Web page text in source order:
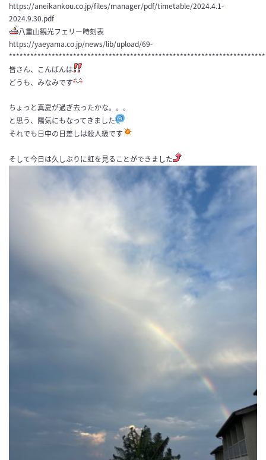
https://aneikankou.co.jp/files/manager/pdf/timetable/2024.4.1-
2024.9.30.pdf
八重山観光フェリー時刻表
https://yaeyama.co.jp/news/lib/upload/69-
皆さん、こんばんは
どうも、みなみです
ちょっと真夏が過ぎ去ったかな。。。
と思う、陽気にもなってきました
それでも日中の日差しは殺人級です
そして今日は久しぶりに虹を見ることができました